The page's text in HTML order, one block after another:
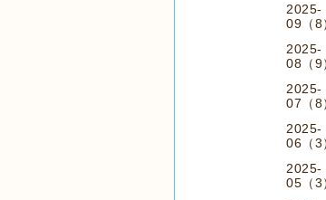
2025-
09（8
2025-
08（9
2025-
07（8
2025-
06（3
2025-
05（3